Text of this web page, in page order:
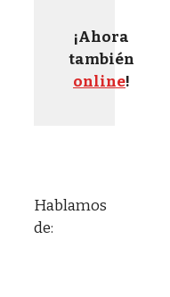
¡Ahora
también
online!
Hablamos
de: